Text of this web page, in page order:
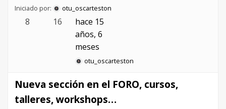
Iniciado por: otu_oscarteston
8 16
hace 15
años, 6
meses
otu_oscarteston
Nueva sección en el FORO, cursos,
talleres, workshops…